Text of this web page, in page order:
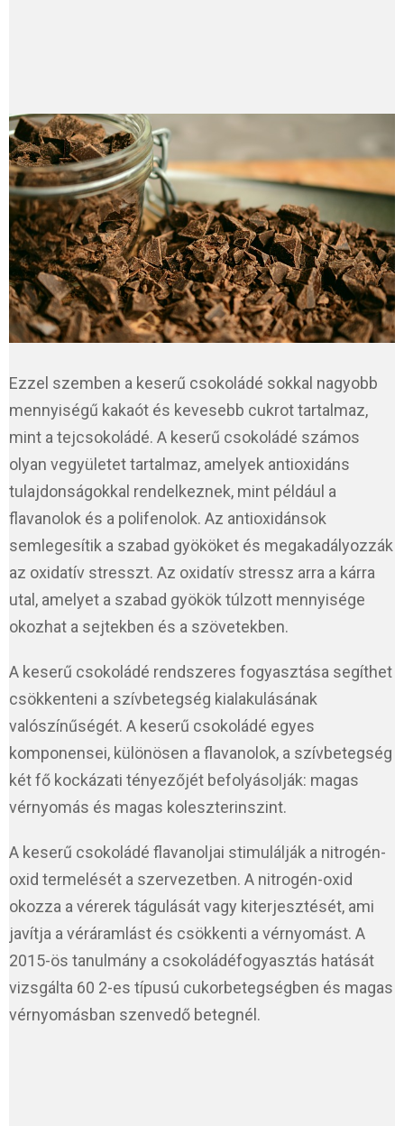
Ezzel szemben a keserű csokoládé sokkal nagyobb
mennyiségű kakaót és kevesebb cukrot tartalmaz,
mint a tejcsokoládé. A keserű csokoládé számos
olyan vegyületet tartalmaz, amelyek antioxidáns
tulajdonságokkal rendelkeznek, mint például a
flavanolok és a polifenolok. Az antioxidánsok
semlegesítik a szabad gyököket és megakadályozzák
az oxidatív stresszt. Az oxidatív stressz arra a kárra
utal, amelyet a szabad gyökök túlzott mennyisége
okozhat a sejtekben és a szövetekben.
A keserű csokoládé rendszeres fogyasztása segíthet
csökkenteni a szívbetegség kialakulásának
valószínűségét. A keserű csokoládé egyes
komponensei, különösen a flavanolok, a szívbetegség
két fő kockázati tényezőjét befolyásolják: magas
vérnyomás és magas koleszterinszint.
A keserű csokoládé flavanoljai stimulálják a nitrogén-
oxid termelését a szervezetben. A nitrogén-oxid
okozza a vérerek tágulását vagy kiterjesztését, ami
javítja a véráramlást és csökkenti a vérnyomást. A
2015-ös tanulmány a csokoládéfogyasztás hatását
vizsgálta 60 2-es típusú cukorbetegségben és magas
vérnyomásban szenvedő betegnél.